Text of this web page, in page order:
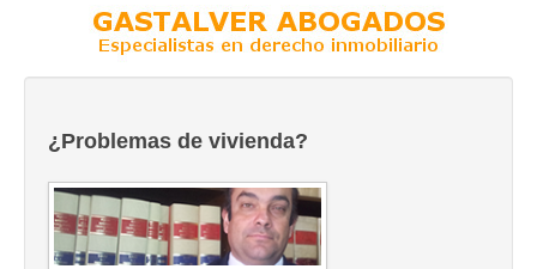
¿Problemas de vivienda?